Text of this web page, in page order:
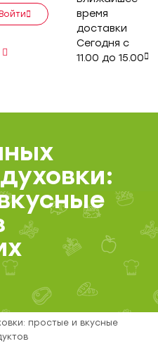
Войти
время
доставки
Сегодня с
11.00 до 15.00
простые и вкусные